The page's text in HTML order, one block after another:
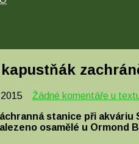
Žádné komentáře u
stanice při
osamělé u Ormond